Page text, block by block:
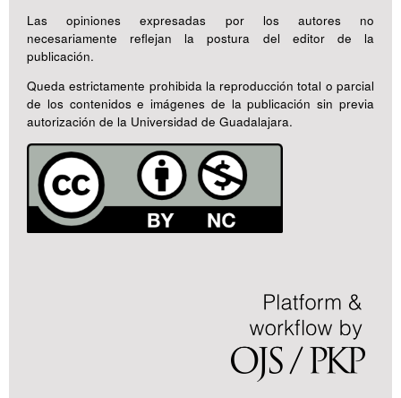
Las opiniones expresadas por los autores no
necesariamente reflejan la postura del editor de la
publicación.
Queda estrictamente prohibida la reproducción total o parcial
de los contenidos e imágenes de la publicación sin previa
autorización de la Universidad de Guadalajara.